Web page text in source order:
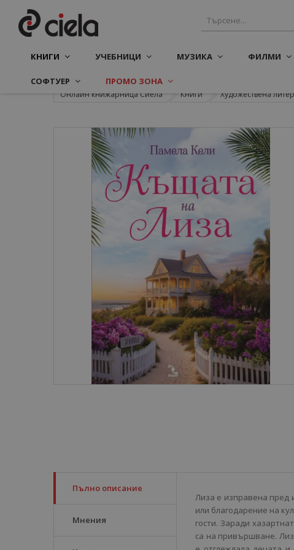
КНИГИ УЧЕБНИЦИ МУЗИКА ФИЛМИ
СОФТУЕР ПРОМО ЗОНА
Онлайн книжарница Сиела Книги Художествена
Пълно описание
Мнения
Лиза е изправена пред
или благодарение на
гости. Заради
са на привършване.